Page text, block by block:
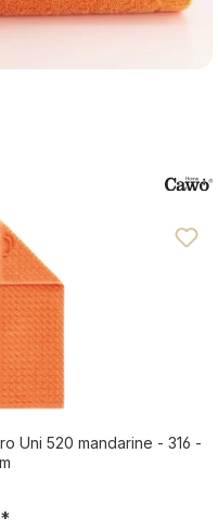
Uni 520 mandarine - 316 -
Preis:
*